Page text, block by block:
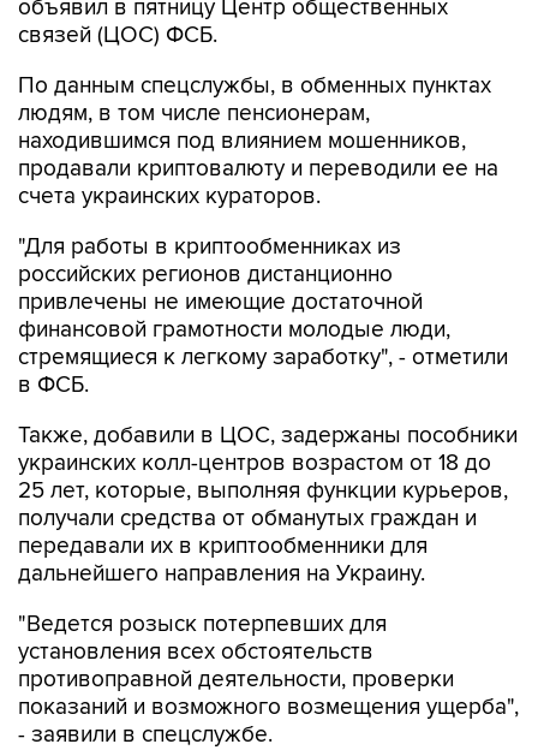
По данным спецслужбы, в обменных пунктах
находившимся под влиянием мошенников,
продавали криптовалюту и переводили ее на
счета украинских кураторов.
"Для работы в криптообменниках из
привлечены не имеющие достаточной
финансовой грамотности молодые люди,
стремящиеся к легкому заработку", - отметили
в ФСБ.
Также, добавили в ЦОС, задержаны пособники
25 лет, которые, выполняя функции курьеров,
получали средства от обманутых граждан и
передавали их в криптообменники для
дальнейшего направления на Украину.
"Ведется розыск потерпевших для
противоправной деятельности, проверки
показаний и возможного возмещения ущерба",
- заявили в спецслужбе.
Следственными подразделениями МВД РФ